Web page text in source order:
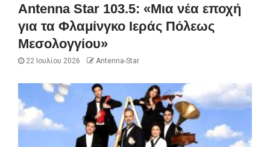
Antenna Star 103.5: «Μια νέα εποχή
για τα Φλαμίνγκο Ιεράς Πόλεως
Μεσολογγίου»
22 Ιουλίου 2026 Antenna-Star